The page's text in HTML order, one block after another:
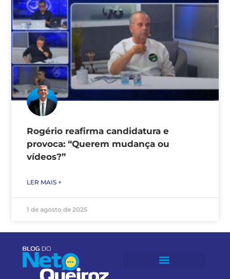
Rogério reafirma candidatura e
provoca: “Querem mudança ou
vídeos?”
LER MAIS +
1 de agosto de 2025